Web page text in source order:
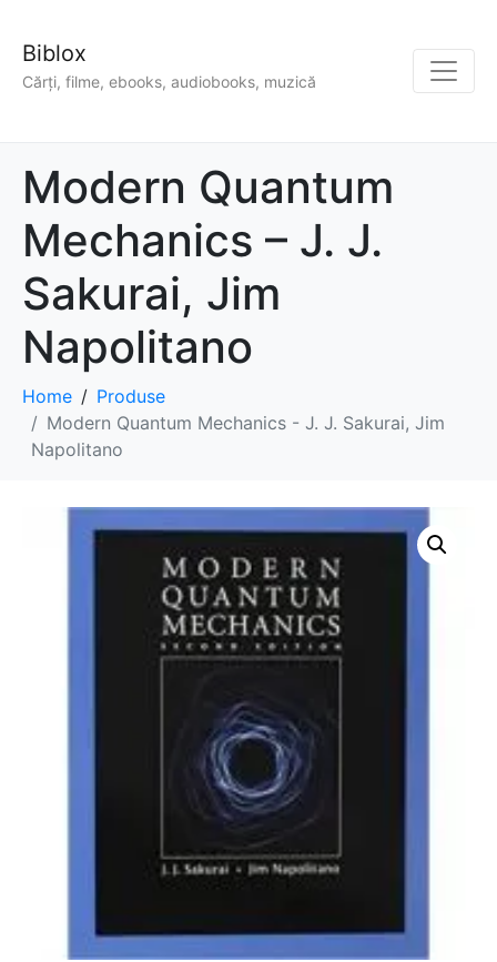
Biblox
Cărți, filme, ebooks, audiobooks, muzică
Modern Quantum
Mechanics – J. J.
Sakurai, Jim
Napolitano
Home
Produse
Modern Quantum Mechanics - J. J. Sakurai, Jim
Napolitano